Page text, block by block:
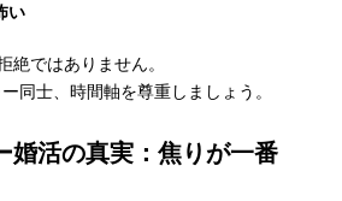
い
絶ではありません。
同士、時間軸を尊重しましょう。
活の真実：焦りが一番